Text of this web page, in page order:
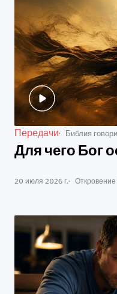
Передачи Библия
Для чего Бог
20 июля 2026 г. Откровение